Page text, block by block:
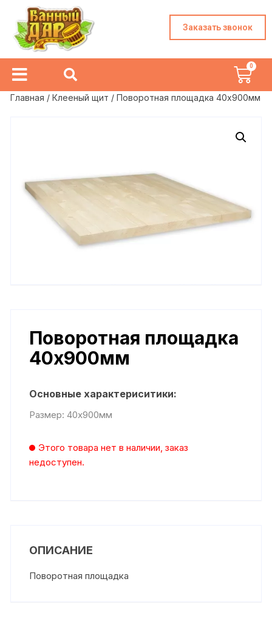
Заказать звонок
Главная /Клееный щит / Поворотная площадка 40х900мм
Поворотная площадка
40х900мм
Основные характериситики:
Размер: 40х900мм
Этого товара нет в наличии, заказ
недоступен.
ОПИСАНИЕ
Поворотная площадка